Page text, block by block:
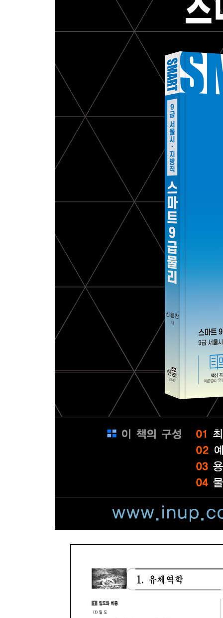
1. 빛과 물질의 이중성
부록1 핵심정리 및 공식집
1. 힘과 운동
2. 일과 에너지
3. 전기와 자기
4. 전자기유도
5. 파동
6. 빛
부록2 기출문제
1. 경기도 9급 물리학개론(2014)
2. 서울시 9급 지방공무원 경력경쟁(2015)
3. 서울시 9급 지방공무원 경력경쟁(2016)
4. 지방직 9급(2017)
5. 시도 교육청 지방공무원 9급(2018)
6. 지방공무원 9급 경력경쟁(2018)
7. 지방공무원 9급 경력경쟁(2019)
8. 지방공무원 9급 경력경쟁(2020)
9. 지방공무원 9급 경력경쟁(2021)
10. 지방공무원 9급 경력경쟁(2022)
11. 해양경찰 일반직 9급(2015)
12. 해양경찰 일반직 9급(2016)
13. 해양경찰 일반직 9급(2017)
14. 해양경찰 일반직 9급(2018)
15. 해양경찰 일반직 9급(2019)
16. 해양경찰 일반직 9급(2020)
18. 해양경찰 일반직 9급(2022)